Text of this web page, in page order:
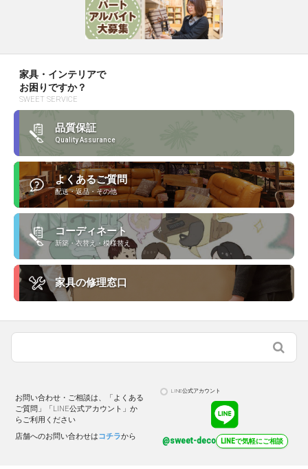
家具・インテリアで
お困りですか？
SWEET SERVICE
品質保証
Quality Assurance
よくあるご質問
配送・返品・その他
コーディネート
新築・衣替え・模様替え
家具の修理窓口
お問い合わせ・ご相談は、「よくある
ご質問」「LINE公式アカウント」か
らご利用ください
店舗へのお問い合わせはコチラから
LINE公式アカウント
@sweet-deco LINEで気軽にご相談